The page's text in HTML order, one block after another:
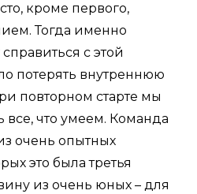
кроме первого,
Тогда именно
с этой
потерять внутреннюю
повторном старте мы
что умеем. Команда
очень опытных
это была третья
из очень юных – для